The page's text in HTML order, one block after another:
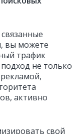
вы можете
трафик
не только
активно
свой